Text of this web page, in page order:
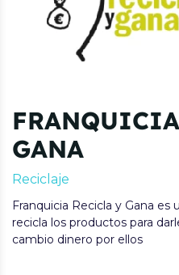
GANA
Reciclaje
Franquicia Recicla y Gana
recicla los productos para
cambio dinero por ellos